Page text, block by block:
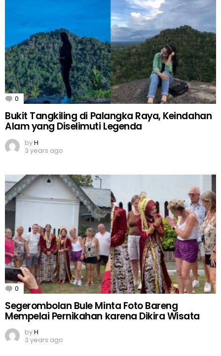
0 Comments
Bukit Tangkiling di Palangka Raya, Keindahan
Alam yang Diselimuti Legenda
byH
3 years ago
0 Comments
Segerombolan Bule Minta Foto Bareng
Mempelai Pernikahan karena Dikira Wisata
byH
3 years ago